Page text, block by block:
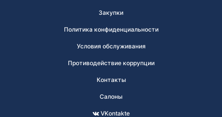
Закупки
Политика конфиденциальности
Условия обслуживания
Противодействие коррупции
Контакты
Салоны
VKontakte